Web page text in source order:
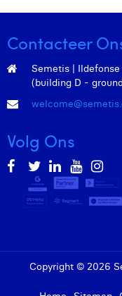
Contacteer
Semetis |
(building D -
Volg Ons
Copyright © 2026